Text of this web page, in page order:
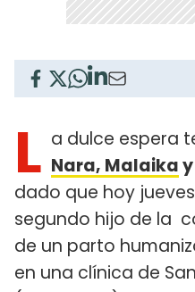
L a dulce espera
Nara, Malaikay
dado que hoy
segundo hijo de la
de un parto
en una clínica de